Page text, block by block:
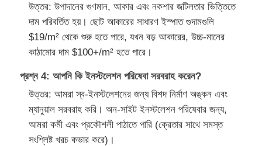
উত্তর: উপাদানের গুণমান, আকার এবং নকশার জটিলতার ভিত্তিতে
দাম পরিবর্তিত হয়। ছোট আকারের সাধারণ ইস্পাত গুদামগুলি
$19/m² থেকে শুরু হতে পারে, যখন বড় আকারের, উচ্চ-মানের
কাঠামোর দাম $100+/m² হতে পারে।
প্রশ্ন 4: আপনি কি ইনস্টলেশন পরিষেবা সরবরাহ করেন?
উত্তর: আমরা স্ব-ইনস্টলেশনের জন্য বিশদ নির্মাণ অঙ্কন এবং
ম্যানুয়াল সরবরাহ করি। অন-সাইট ইনস্টলেশন পরিষেবার জন্য,
আমরা কর্মী এবং প্রকৌশলী পাঠাতে পারি (ক্রেতার সাথে সমস্ত
সংশ্লিষ্ট খরচ কভার করে)।